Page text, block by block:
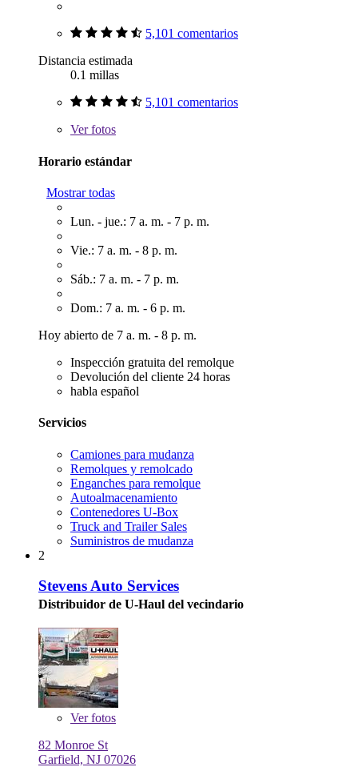
5,101 comentarios
Distancia estimada
0.1 millas
5,101 comentarios
Verfotos
Horario estándar
Mostrar todas
Lun. - jue.: 7 a. m. - 7 p. m.
Vie.: 7 a. m. - 8 p. m.
Sáb.: 7 a. m. - 7 p. m.
Dom.: 7 a. m. - 6 p. m.
Hoy abierto de 7 a. m. - 8 p. m.
Inspección gratuita del remolque
Devolución del cliente 24 horas
habla español
Servicios
Camiones para mudanza
Remolques y remolcado
Enganches para remolque
Autoalmacenamiento
Contenedores U-Box
Truck and Trailer Sales
Suministros de mudanza
2
Stevens Auto Services
Distribuidor de U-Haul del vecindario
Verfotos
82 Monroe St
Garfield, NJ 07026